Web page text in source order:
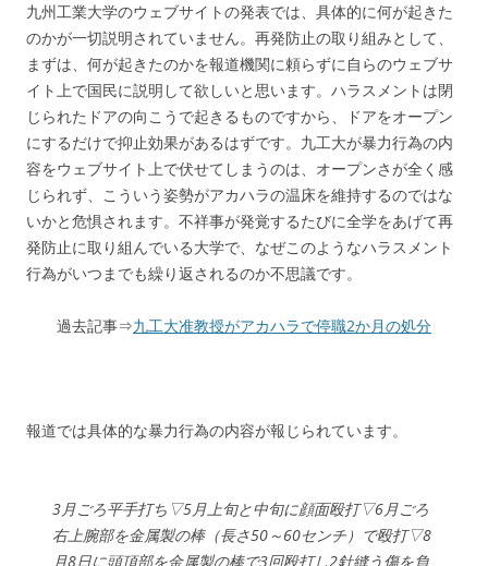
九州工業大学のウェブサイトの発表では、具体的に何が起きた
のかが一切説明されていません。再発防止の取り組みとして、
まずは、何が起きたのかを報道機関に頼らずに自らのウェブサ
イト上で国民に説明して欲しいと思います。ハラスメントは閉
じられたドアの向こうで起きるものですから、ドアをオープン
にするだけで抑止効果があるはずです。九工大が暴力行為の内
容をウェブサイト上で伏せてしまうのは、オープンさが全く感
じられず、こういう姿勢がアカハラの温床を維持するのではな
いかと危惧されます。不祥事が発覚するたびに全学をあげて再
発防止に取り組んでいる大学で、なぜこのようなハラスメント
行為がいつまでも繰り返されるのか不思議です。
過去記事⇒九工大准教授がアカハラで停職2か月の処分
報道では具体的な暴力行為の内容が報じられています。
3月ごろ平手打ち▽5月上旬と中旬に顔面殴打▽6月ごろ
右上腕部を金属製の棒（長さ50～60センチ）で殴打▽8
月8日に頭頂部を金属製の棒で3回殴打し2針縫う傷を負